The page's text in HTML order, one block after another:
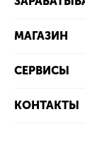
МАГАЗИН
СЕРВИСЫ
КОНТАКТЫ